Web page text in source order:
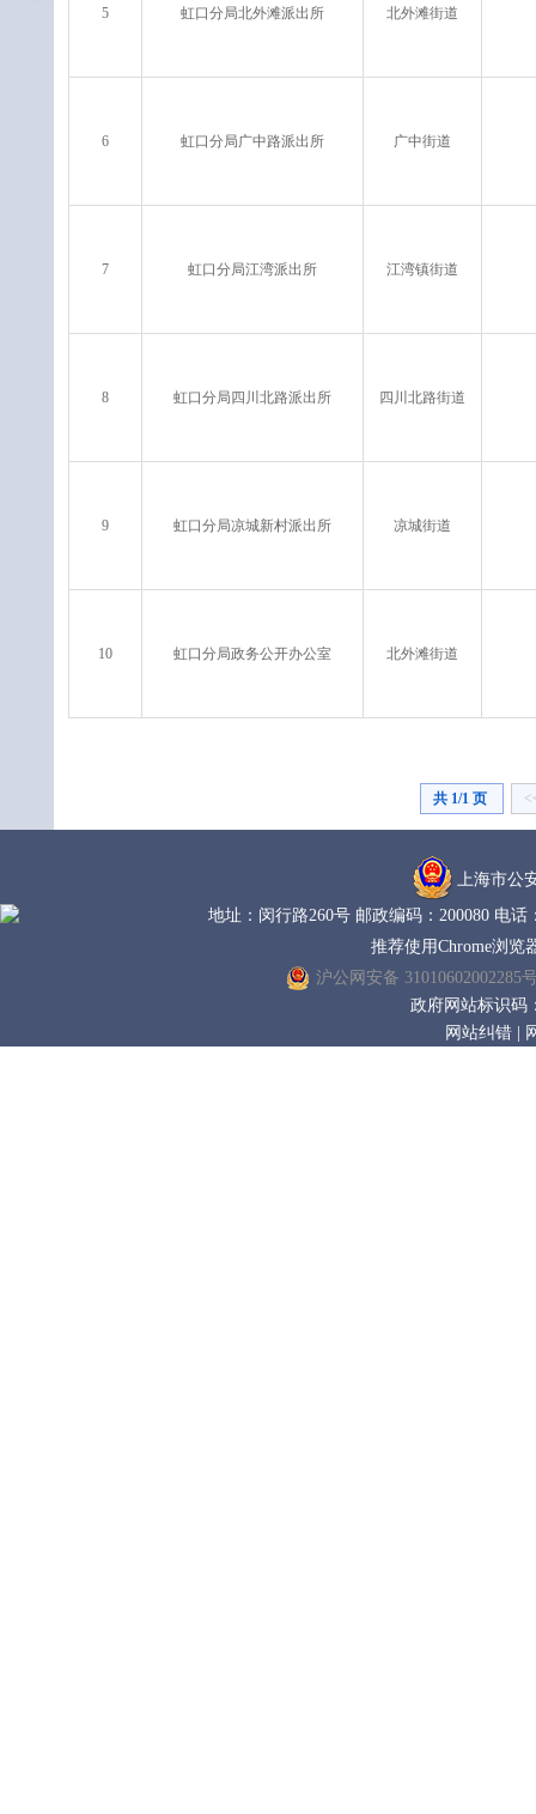
5 虹口分局北外滩派出所 北外滩街道
6 虹口分局广中路派出所 广中街道
7 虹口分局江湾派出所 江湾镇街道
8 虹口分局四川北路派出所 四川北路街道
9 虹口分局凉城新村派出所 凉城街道
10 虹口分局政务公开办公室 北外滩街道
共 1/1 页
上海市公
地址：闵行路260号 邮政编码：200080 电话
推荐使用Chrome浏览
沪公网安备 31010602002285
政府网站标识码
网站纠错